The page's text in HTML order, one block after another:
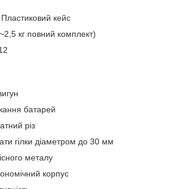
кейс
кг повний комплект)
батарей
різ
гілки діаметром до 30 мм
металу
корпус